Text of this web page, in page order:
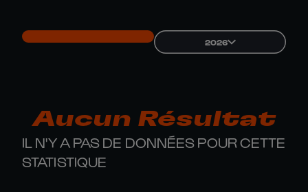
2026
Aucun Résultat
IL N'Y A PAS DE DONNÉES POUR CETTE
STATISTIQUE